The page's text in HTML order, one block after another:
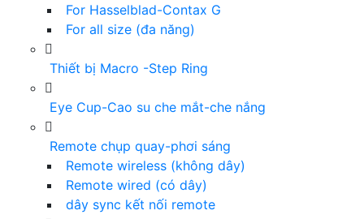
For Hasselblad-Contax G
For all size (đa năng)
Thiết bị Macro -Step Ring
Eye Cup-Cao su che mắt-che nắng
Remote chụp quay-phơi sáng
Remote wireless (không dây)
Remote wired (có dây)
dây sync kết nối remote